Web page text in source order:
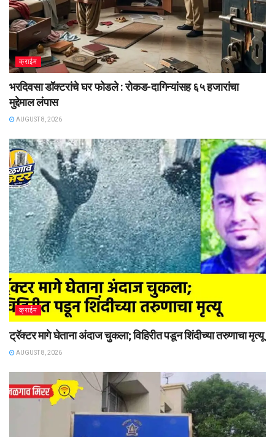
क्राईम
भरदिवसा डॉक्टरांचे घर फोडले : रोकड-दागिन्यांसह ६५ हजारांचा
मुद्देमाल लंपास
AUGUST 8, 2026
क्राईम
ट्रॅक्टर मागे घेताना अंदाज चुकला; विहिरीत पडून शिंदीच्या तरुणाचा मृत्यू
AUGUST 8, 2026